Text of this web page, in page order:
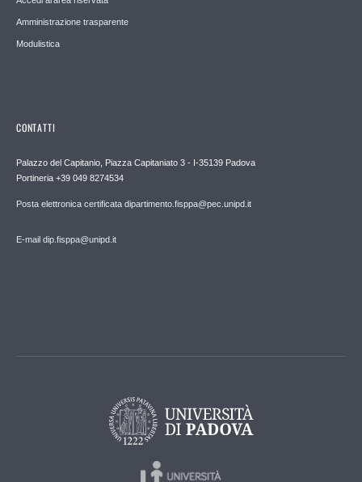
Amministrazione trasparente
Modulistica
CONTATTI
Palazzo del Capitanio, Piazza Capitaniato 3 - I-35139 Padova
Portineria +39 049 8274534
Posta elettronica certificata dipartimento.fisppa@pec.unipd.it
E-mail dip.fisppa@unipd.it